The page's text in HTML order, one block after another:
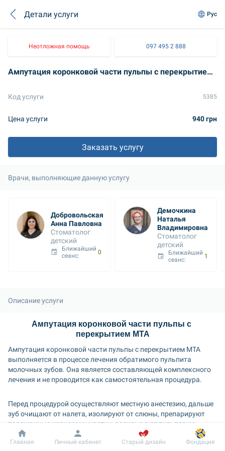
Детали услуги Рус
Неотложная помощь 097 495 2 888
Ампутация коронковой части пульпы с перекрытием MTA
Код услуги 5385
Цена услуги 940 грн
Заказать услугу
Врачи, выполняющие данную услугу
Добровольская
Анна Павловна
Стоматолог
детский
Ближайший
сеанс:
Демочкина
Наталья
Владимировна
Стоматолог
детский
Ближайший
сеанс:
Описание услуги
Ампутация коронковой части пульпы с
перекрытием MTA
Ампутация коронковой части пульпы с перекрытием MTA
выполняется в процессе лечения обратимого пульпита
молочных зубов. Она является составляющей комплексного
лечения и не проводится как самостоятельная процедура.
Перед процедурой осуществляют местную анестезию, дальше
зуб очищают от налета, изолируют от слюны, препарируют
пораженные кариесом участки, раскрывают пульповую
камеру, ампутируют коронковую часть пульпы, оценивают ее
состояние и перекрывают препаратом МТА.
Добробут Информация Пациенту
Главная Личный кабинет Старый дизайн Фондация